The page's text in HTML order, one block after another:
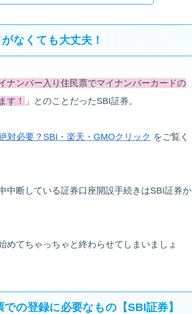
なくても大丈夫！
ナンバー入り住民票でマイナンバーカードの
す！ 」とのことだったSBI証券。
対必要？SBI・楽天・GMOクリック をご覧く
中断している証券口座開設手続きはSBI証券か
てちゃっちゃと終わらせてしまいましょ
の登録に必要なもの【SBI証券】